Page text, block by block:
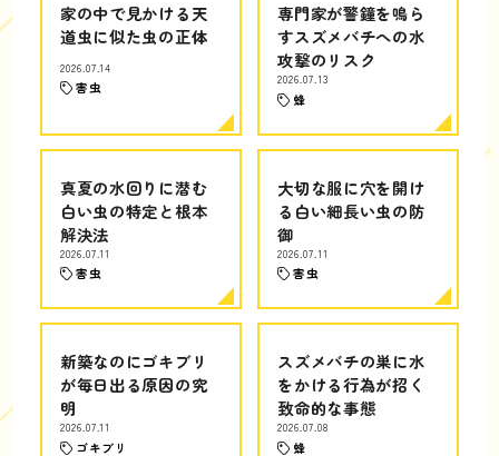
家の中で見かける天
道虫に似た虫の正体
2026.07.14
害虫
専門家が警鐘を鳴ら
すスズメバチへの水
攻撃のリスク
2026.07.13
蜂
真夏の水回りに潜む
白い虫の特定と根本
解決法
2026.07.11
害虫
大切な服に穴を開け
る白い細長い虫の防
御
2026.07.11
害虫
新築なのにゴキブリ
が毎日出る原因の究
明
2026.07.11
ゴキブリ
スズメバチの巣に水
をかける行為が招く
致命的な事態
2026.07.08
蜂